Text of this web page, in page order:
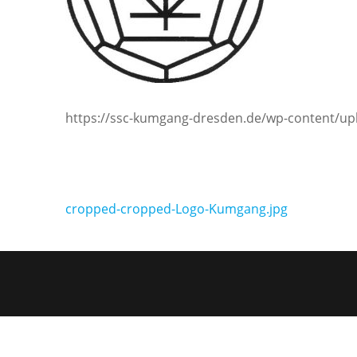
https://ssc-kumgang-dresden.de/wp-content/
Beitragsnavigation
cropped-cropped-Logo-Kumgang.jpg